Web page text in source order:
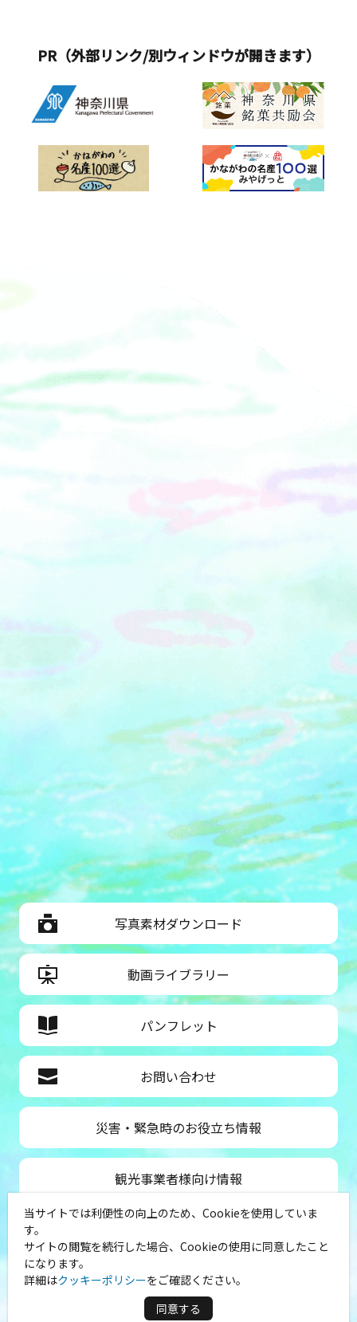
カート乗車体験（線路工事や保守に使
&nbsp;⑥ 工事車両の展示（コデ165・
ダンプトロ）&nbsp;⑦ 切符切り体験
&nbsp;⑧ 会場内を巡るスタンプラリー
の開催&nbsp;（小田原市立富水小学校
の児童が総合学習の授業で作成したス
タンプを使用）&nbsp;⑨ 西武鉄道・箱
PR（外部リンク/別ウィンドウが開きます）
写真素材ダウンロード
動画ライブラリー
パンフレット
お問い合わせ
災害・緊急時のお役立ち情報
観光事業者様向け情報
公益社団法人神奈川県観光協会
〒231-8521
神奈川県横浜市中区山下町１
（シルクセンター内）
当サイトでは利便性の向上のため、Cookieを使用していま
す。
サイトの閲覧を続行した場合、Cookieの使用に同意したこと
になります。
詳細はクッキーポリシーをご確認ください。
同意する